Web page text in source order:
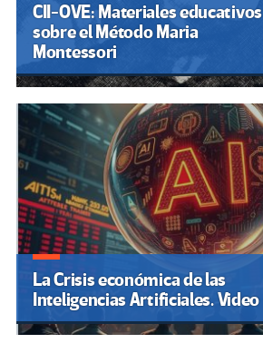
CII-OVE: Materiales educativos
sobre el Método Maria
Montessori
La Crisis económica de las
Inteligencias Artificiales. Video